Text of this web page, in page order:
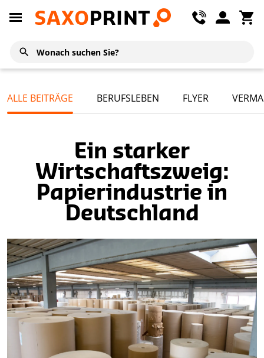
ALLE BEITRÄGE BERUFSLEBEN FLYER
Ein starker
Wirtschaftszweig:
Papierindustrie in
Deutschland